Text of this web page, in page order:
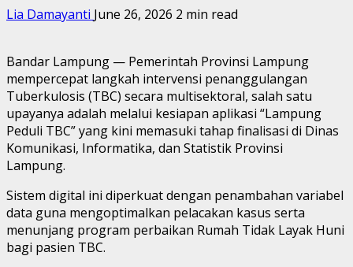
Lia Damayanti June 26, 2026 2 min read
Bandar Lampung — Pemerintah Provinsi Lampung
mempercepat langkah intervensi penanggulangan
Tuberkulosis (TBC) secara multisektoral, salah satu
upayanya adalah melalui kesiapan aplikasi “Lampung
Peduli TBC” yang kini memasuki tahap finalisasi di Dinas
Komunikasi, Informatika, dan Statistik Provinsi
Lampung.
Sistem digital ini diperkuat dengan penambahan variabel
data guna mengoptimalkan pelacakan kasus serta
menunjang program perbaikan Rumah Tidak Layak Huni
bagi pasien TBC.